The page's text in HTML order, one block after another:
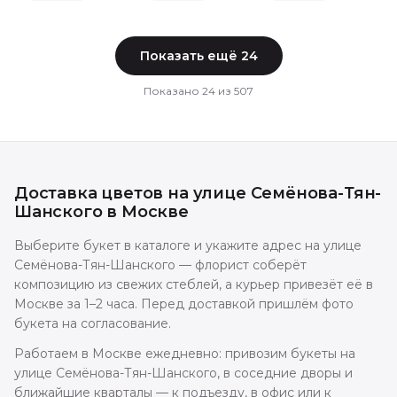
Показать ещё 24
Показано 24 из 507
Доставка цветов на улице Семёнова-Тян-
Шанскогов Москве
Выберите букет в каталоге и укажите адрес на улице
Семёнова-Тян-Шанского — флорист соберёт
композицию из свежих стеблей, а курьер привезёт её в
Москве за 1–2 часа. Перед доставкой пришлём фото
букета на согласование.
Работаем в Москве ежедневно: привозим букеты на
улице Семёнова-Тян-Шанского, в соседние дворы и
ближайшие кварталы — к подъезду, в офис или к